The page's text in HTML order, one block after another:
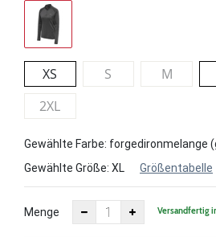
XS S M
2XL
Gewählte Farbe: forgedironmelange
Gewählte Größe: XL Größentabelle
Menge Versandfertig